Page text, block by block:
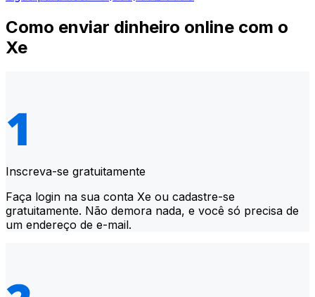
Como enviar dinheiro online com o
Xe
Inscreva-se gratuitamente
Faça login na sua conta Xe ou cadastre-se
gratuitamente. Não demora nada, e você só precisa de
um endereço de e-mail.